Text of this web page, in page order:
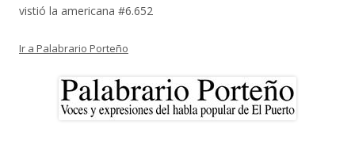
vistió la americana #6.652
Ir a Palabrario Porteño